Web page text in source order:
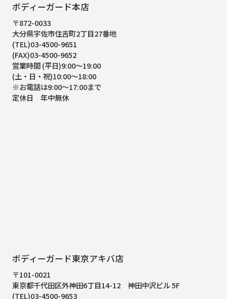
ボディーガード本店
〒872-0033
大分県宇佐市住吉町2丁目27番地
(TEL)03-4500-9651
(FAX)03-4500-9652
営業時間 (平日)9:00～19:00
(土・日・祝)10:00～18:00
※お電話は9:00～17:00まで
定休日 年中無休
ボディーガード東京アキバ店
〒101-0021
東京都千代田区外神田6丁目14-12 神田中沢ビル 5F
(TEL)03-4500-9653